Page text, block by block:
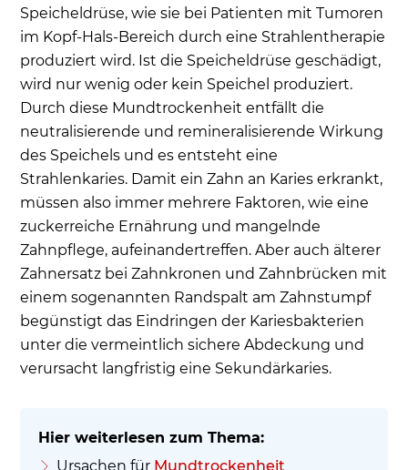
Speicheldrüse, wie sie bei Patienten mit Tumoren
im Kopf-Hals-Bereich durch eine Strahlentherapie
produziert wird. Ist die Speicheldrüse geschädigt,
wird nur wenig oder kein Speichel produziert.
Durch diese Mundtrockenheit entfällt die
neutralisierende und remineralisierende Wirkung
des Speichels und es entsteht eine
Strahlenkaries. Damit ein Zahn an Karies erkrankt,
müssen also immer mehrere Faktoren, wie eine
zuckerreiche Ernährung und mangelnde
Zahnpflege, aufeinandertreffen. Aber auch älterer
Zahnersatz bei Zahnkronen und Zahnbrücken mit
einem sogenannten Randspalt am Zahnstumpf
begünstigt das Eindringen der Kariesbakterien
unter die vermeintlich sichere Abdeckung und
verursacht langfristig eine Sekundärkaries.
Ursachen für Mundtrockenheit